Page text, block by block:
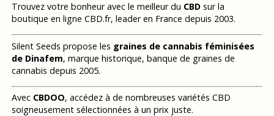
Trouvez votre bonheur avec le meilleur du CBDsur la
boutique en ligne CBD.fr, leader en France depuis 2003.
Silent Seeds propose les graines de cannabis féminisées
de Dinafem, marque historique, banque de graines de
cannabis depuis 2005.
Avec CBDOO, accédez à de nombreuses variétés CBD
soigneusement sélectionnées à un prix juste.